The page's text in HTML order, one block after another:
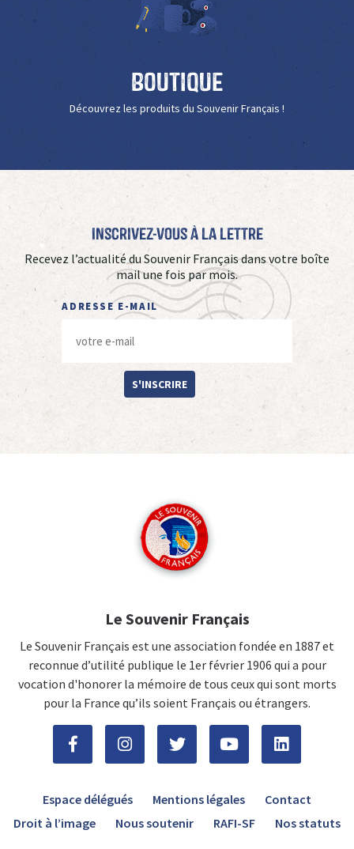
Boutique
Découvrez les produits du Souvenir Français !
Inscrivez-vous à La Lettre
Recevez l’actualité du Souvenir Français dans votre boîte
mail une fois par mois.
ADRESSE E-MAIL
S'INSCRIRE
Le Souvenir Français
Le Souvenir Français est une association fondée en 1887 et
reconnue d’utilité publique le 1er février 1906 qui a pour
vocation d'honorer la mémoire de tous ceux qui sont morts
pour la France qu’ils soient Français ou étrangers.
Espace délégués Mentions légales
Contact
Droit à l’image
Nous soutenir RAFI-SF Nos statuts